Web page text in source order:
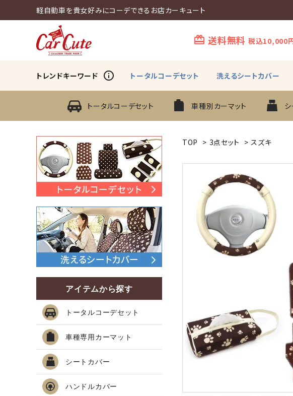
軽自動車を貴女好みにコーデできるお店カーキュート
card_giftcard 送料無料 税込10,000
トレンドキーワード info_outline トータルコーデセット 洗えるシートカバー
トータルコーデセット 車種別カーマット
TOP > 3点セット > スズキ
アイテムから探す
トータルコーデセット
車種専用カーマット
シートカバー
ハンドルカバー